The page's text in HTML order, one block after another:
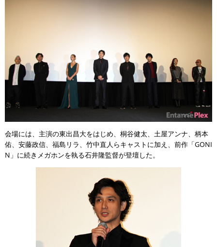
会場には、主演の東出昌大をはじめ、桐谷健太、土屋アンナ、柄本
佑、安藤政信、福島リラ、竹中直人らキャストに加え、前作「GONI
N」に続きメガホンを執る石井隆監督が登壇した。